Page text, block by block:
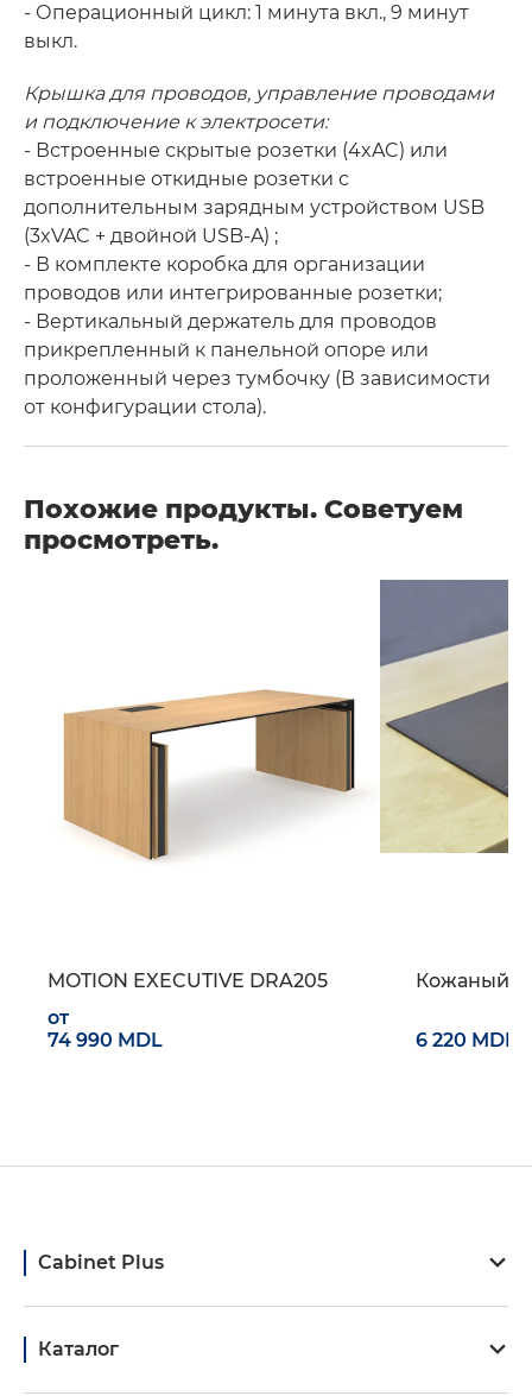
- Операционный цикл: 1 минута вкл., 9 минут
выкл.
Крышка для проводов, управление проводами
и подключение к электросети:
- Встроенные скрытые розетки (4xAC) или
встроенные откидные розетки с
дополнительным зарядным устройством USB
(3xVAC + двойной USB-A) ;
- В комплекте коробка для организации
проводов или интегрированные розетки;
- Вертикальный держатель для проводов
прикрепленный к панельной опоре или
проложенный через тумбочку (В зависимости
от конфигурации стола).
Похожие продукты. Советуем
просмотреть.
DRA205 Кожаный бювар
Cabinet Plus
Каталог